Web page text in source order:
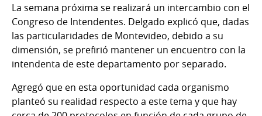
La semana próxima se realizará un intercambio con el
Congreso de Intendentes. Delgado explicó que, dadas
las particularidades de Montevideo, debido a su
dimensión, se prefirió mantener un encuentro con la
intendenta de este departamento por separado.
Agregó que en esta oportunidad cada organismo
planteó su realidad respecto a este tema y que hay